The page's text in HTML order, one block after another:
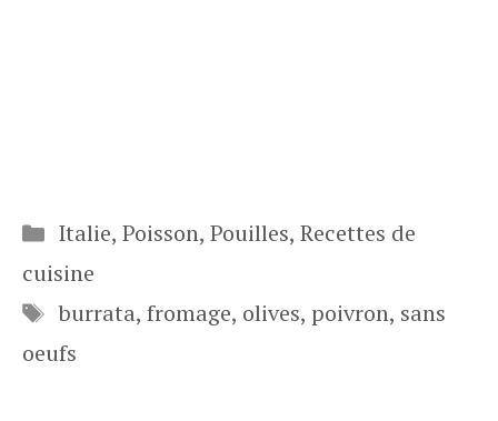
Catégories
Italie, Poisson, Pouilles, Recettes de
cuisine
Étiquettes
burrata, fromage, olives, poivron, sans
oeufs